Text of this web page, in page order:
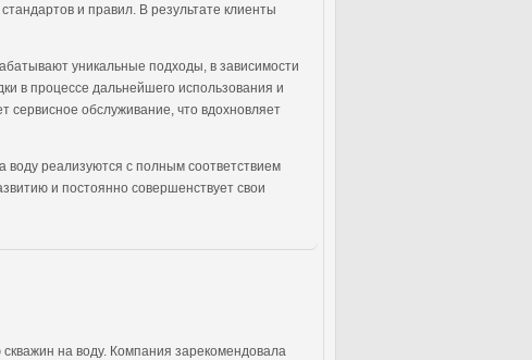
и правил. В результате клиенты
уникальные подходы, в зависимости
в процессе дальнейшего использования и
обслуживание, что вдохновляет
реализуются с полным соответствием
и постоянно совершенствует свои
на воду. Компания зарекомендовала